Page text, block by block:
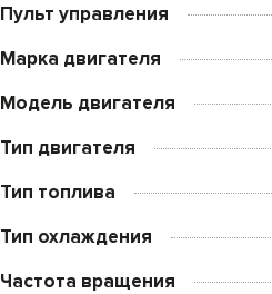
Пульт управления
Марка двигателя
Модель двигателя
Тип двигателя
Тип топлива
Тип охлаждения
Частота вращения